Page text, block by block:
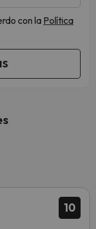
con la Política
10